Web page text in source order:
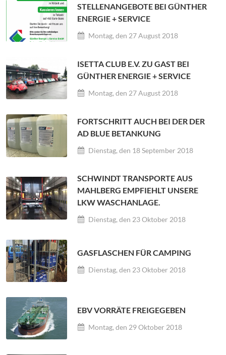
STELLENANGEBOTE BEI GÜNTHER
ENERGIE + SERVICE
Montag, den 27 August 2018
ISETTA CLUB E.V. ZU GAST BEI
GÜNTHER ENERGIE + SERVICE
Montag, den 27 August 2018
FORTSCHRITT AUCH BEI DER DER
AD BLUE BETANKUNG
Dienstag, den 18 September 2018
SCHWINDT TRANSPORTE AUS
MAHLBERG EMPFIEHLT UNSERE
LKW WASCHANLAGE.
Dienstag, den 23 Oktober 2018
GASFLASCHEN FÜR CAMPING
Dienstag, den 23 Oktober 2018
EBV VORRÄTE FREIGEGEBEN
Montag, den 29 Oktober 2018